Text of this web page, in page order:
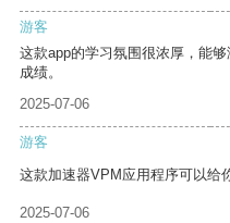
游客
这款app的学习氛围很浓厚，能
成绩。
2025-07-06
游客
这款加速器VPM应用程序可以给
2025-07-06